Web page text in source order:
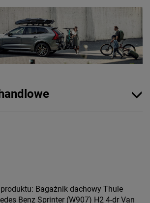
Bagażnik dachowy Thule
Benz Sprinter (W907) H2 4-dr Van